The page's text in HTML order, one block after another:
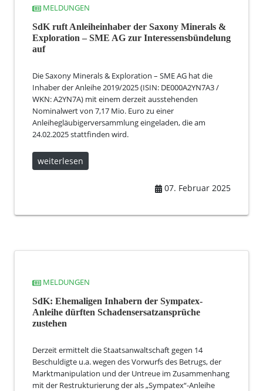
MELDUNGEN
SdK ruft Anleiheinhaber der Saxony Minerals &
Exploration – SME AG zur Interessensbündelung
auf
Die Saxony Minerals & Exploration – SME AG hat die
Inhaber der Anleihe 2019/2025 (ISIN: DE000A2YN7A3 /
WKN: A2YN7A) mit einem derzeit ausstehenden
Nominalwert von 7,17 Mio. Euro zu einer
Anleihegläubigerversammlung eingeladen, die am
24.02.2025 stattfinden wird.
weiterlesen
07. Februar 2025
MELDUNGEN
SdK: Ehemaligen Inhabern der Sympatex-
Anleihe dürften Schadensersatzansprüche
zustehen
Derzeit ermittelt die Staatsanwaltschaft gegen 14
Beschuldigte u.a. wegen des Vorwurfs des Betrugs, der
Marktmanipulation und der Untreue im Zusammenhang
mit der Restrukturierung der als „Sympatex“-Anleihe